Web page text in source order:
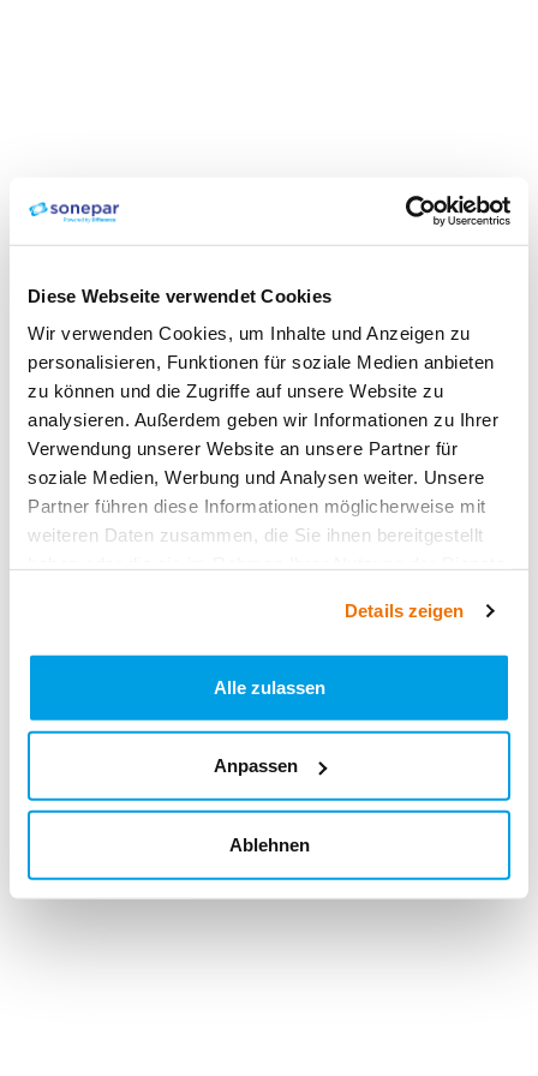
Diese Webseite verwendet Cookies
Wir verwenden Cookies, um Inhalte und Anzeigen zu
personalisieren, Funktionen für soziale Medien anbieten
zu können und die Zugriffe auf unsere Website zu
analysieren. Außerdem geben wir Informationen zu Ihrer
Verwendung unserer Website an unsere Partner für
soziale Medien, Werbung und Analysen weiter. Unsere
Partner führen diese Informationen möglicherweise mit
weiteren Daten zusammen, die Sie ihnen bereitgestellt
Details zeigen
Alle zulassen
Anpassen
Ablehnen